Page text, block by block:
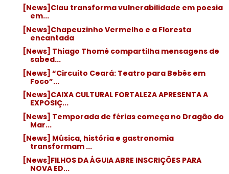
[News]Clau transforma vulnerabilidade em poesia
em...
[News]Chapeuzinho Vermelho e a Floresta
encantada
[News] Thiago Thomé compartilha mensagens de
sabed...
[News] “Circuito Ceará: Teatro para Bebês em
Foco”...
[News]CAIXA CULTURAL FORTALEZA APRESENTA A
EXPOSIÇ...
[News] Temporada de férias começa no Dragão do
Mar...
[News] Música, história e gastronomia
transformam ...
[News]FILHOS DA ÁGUIA ABRE INSCRIÇÕES PARA
NOVA ED...